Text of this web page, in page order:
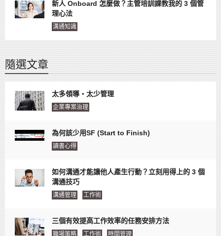
新人 Onboard 怎麼做？主管培訓課教我的 3 個管
理心法
溝通知識
隨選文章
太多領導‧太少管理
企業專案治理
為何該少用SF (Start to Finish)
讀書心得
如何溝通才能讓他人產生行動？立刻用得上的 3 個
溝通技巧
溝通管理 工作術
三個有效提高工作效率的任務安排方法
職場策略 工作術 時間管理